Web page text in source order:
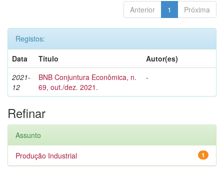
Anterior 1 Próxima
Registos:
Data
Título
Autor(es)
2021-
12
BNB Conjuntura Econômica, n.
69, out./dez. 2021.
-
Refinar
Assunto
1
Produção Industrial